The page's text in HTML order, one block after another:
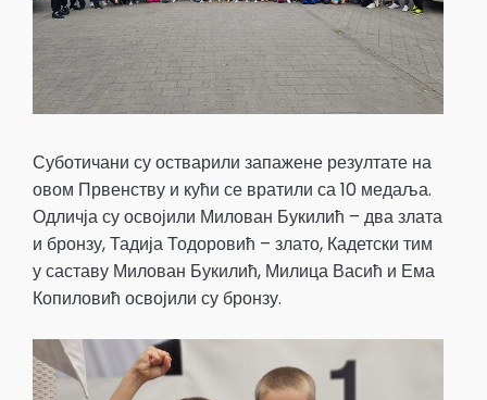
Суботичани су остварили запажене резултате на
овом Првенству и кући се вратили са 10 медаља.
Одличја су освојили Милован Букилић – два злата
и бронзу, Тадија Тодоровић – злато, Кадетски тим
у саставу Милован Букилић, Милица Васић и Ема
Копиловић освојили су бронзу.